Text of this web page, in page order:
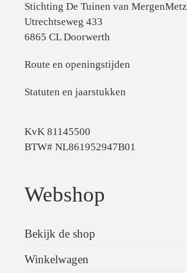
Stichting De Tuinen van MergenMetz
Utrechtseweg 433
6865 CL Doorwerth
Route en openingstijden
Statuten en jaarstukken
KvK 81145500
BTW# NL861952947B01
Webshop
Bekijk de shop
Winkelwagen